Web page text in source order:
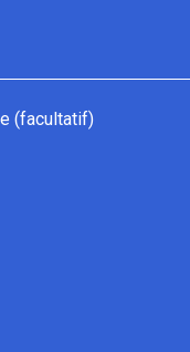
(facultatif)